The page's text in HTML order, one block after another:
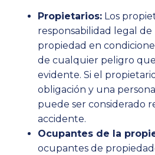
Propietarios: Los
responsabilidad legal
propiedad en
de cualquier peligro
evidente. Si el
obligación y una
puede ser considerado
accidente.
Ocupantes de la
ocupantes de